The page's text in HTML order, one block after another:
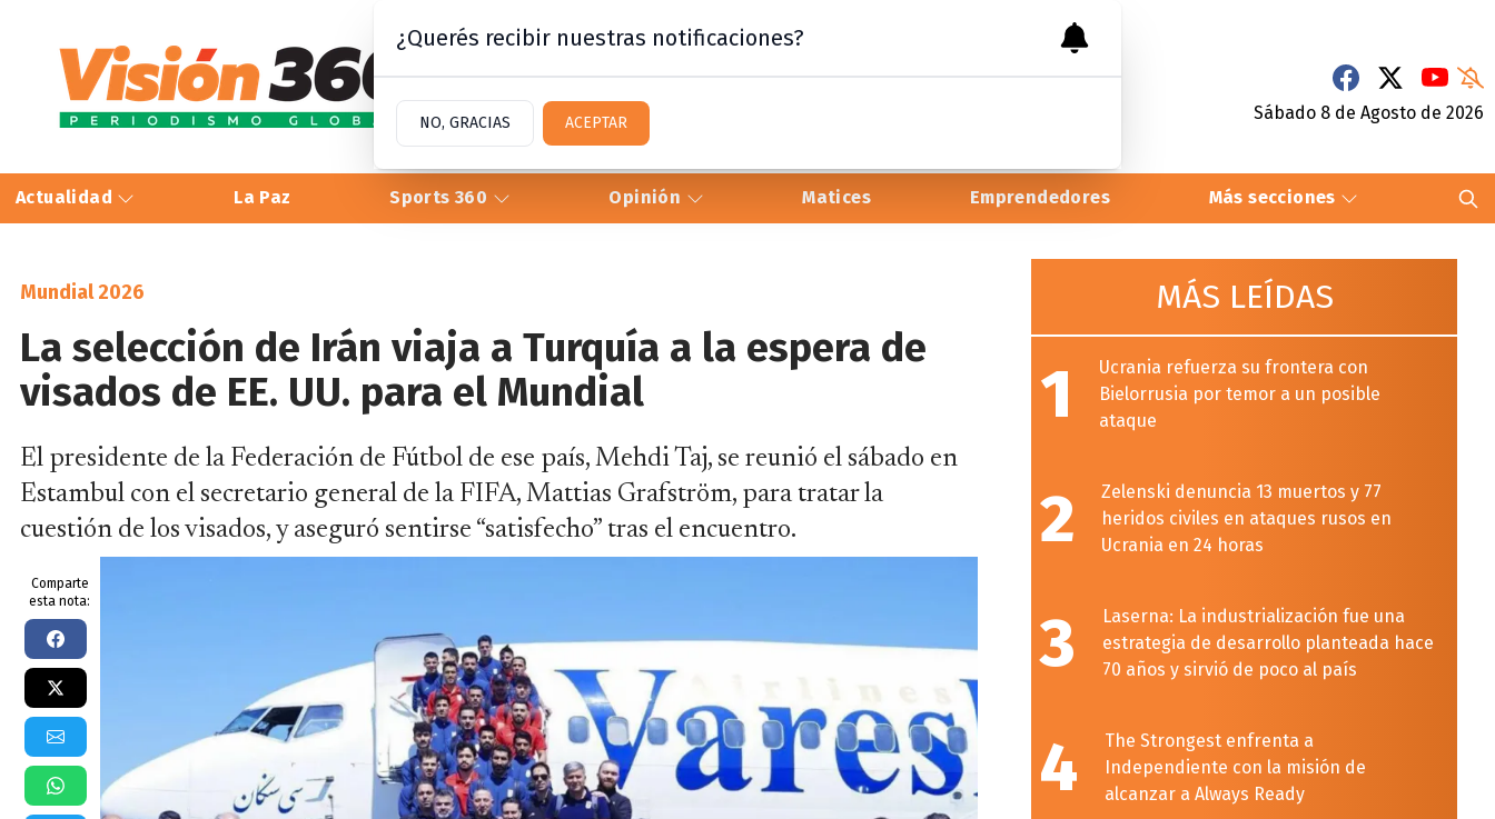
Sábado 8 de Agosto de 2026
Actualidad La Paz Sports 360 Opinión Matices Emprendedores Más secciones
Mundial 2026
La selección de Irán viaja a Turquía a la espera de
visados de EE. UU. para el Mundial
El presidente de la Federación de Fútbol de ese país, Mehdi Taj, se reunió el sábado en
Estambul con el secretario general de la FIFA, Mattias Grafström, para tratar la
cuestión de los visados, y aseguró sentirse “satisfecho” tras el encuentro.
Comparte
esta nota:
MÁS LEÍDAS
1
Ucrania refuerza su frontera con
Bielorrusia por temor a un posible
ataque
2
Zelenski denuncia 13 muertos y 77
heridos civiles en ataques rusos en
Ucrania en 24 horas
3
Laserna: La industrialización fue una
estrategia de desarrollo planteada hace
70 años y sirvió de poco al país
4
The Strongest enfrenta a
Independiente con la misión de
alcanzar a Always Ready
¿Querés recibir nuestras notificaciones?
NO, GRACIAS ACEPTAR